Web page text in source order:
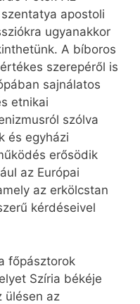
apostoli
ugyanakkor
A bíboros
szerepéről is
sajnálatos
etnikai
szólva
és egyházi
erősödik
az Európai
az erkölcstan
kérdéseivel
főpásztorok
Szíria békéje
ülésen az